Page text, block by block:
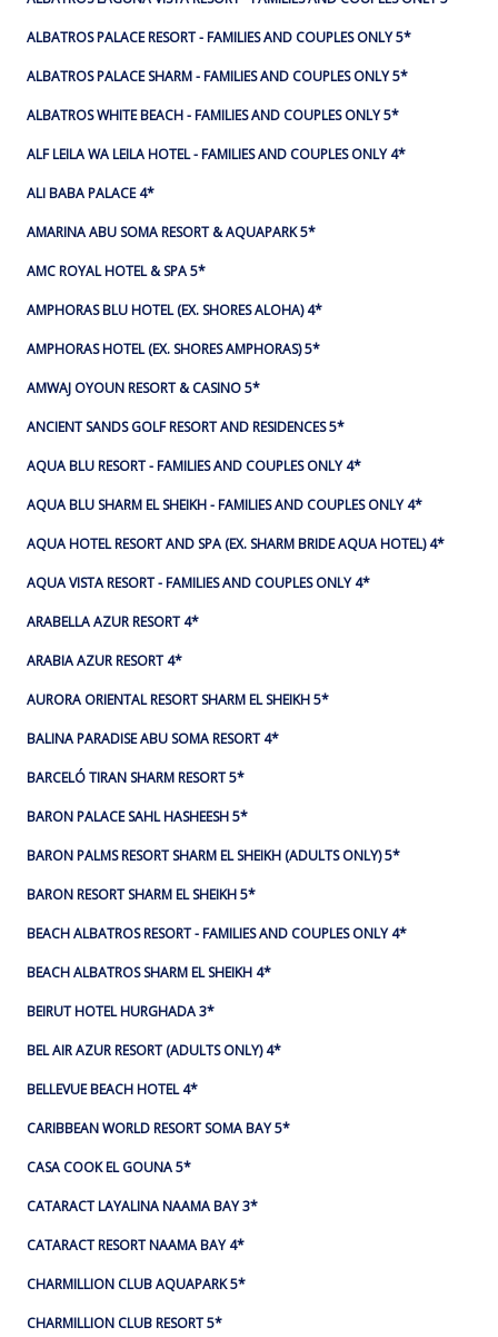
ALBATROS PALACE RESORT - FAMILIES AND COUPLES ONLY 5*
ALBATROS PALACE SHARM - FAMILIES AND COUPLES ONLY 5*
ALBATROS WHITE BEACH - FAMILIES AND COUPLES ONLY 5*
ALF LEILA WA LEILA HOTEL - FAMILIES AND COUPLES ONLY 4*
ALI BABA PALACE 4*
AMARINA ABU SOMA RESORT & AQUAPARK 5*
AMC ROYAL HOTEL & SPA 5*
AMPHORAS BLU HOTEL (EX. SHORES ALOHA) 4*
AMPHORAS HOTEL (EX. SHORES AMPHORAS) 5*
AMWAJ OYOUN RESORT & CASINO 5*
ANCIENT SANDS GOLF RESORT AND RESIDENCES 5*
AQUA BLU RESORT - FAMILIES AND COUPLES ONLY 4*
AQUA BLU SHARM EL SHEIKH - FAMILIES AND COUPLES ONLY 4*
AQUA HOTEL RESORT AND SPA (EX. SHARM BRIDE AQUA HOTEL) 4*
AQUA VISTA RESORT - FAMILIES AND COUPLES ONLY 4*
ARABELLA AZUR RESORT 4*
ARABIA AZUR RESORT 4*
AURORA ORIENTAL RESORT SHARM EL SHEIKH 5*
BALINA PARADISE ABU SOMA RESORT 4*
BARCELÓ TIRAN SHARM RESORT 5*
BARON PALACE SAHL HASHEESH 5*
BARON PALMS RESORT SHARM EL SHEIKH (ADULTS ONLY) 5*
BARON RESORT SHARM EL SHEIKH 5*
BEACH ALBATROS RESORT - FAMILIES AND COUPLES ONLY 4*
BEACH ALBATROS SHARM EL SHEIKH 4*
BEIRUT HOTEL HURGHADA 3*
BEL AIR AZUR RESORT (ADULTS ONLY) 4*
BELLEVUE BEACH HOTEL 4*
CARIBBEAN WORLD RESORT SOMA BAY 5*
CASA COOK EL GOUNA 5*
CATARACT LAYALINA NAAMA BAY 3*
CATARACT RESORT NAAMA BAY 4*
CHARMILLION CLUB AQUAPARK 5*
CHARMILLION CLUB RESORT 5*